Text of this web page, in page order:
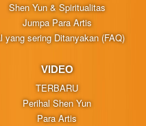
Shen Yun & Spiritualitas
Jumpa Para Artis
yang sering Ditanyakan (FAQ)
VIDEO
TERBARU
Perihal Shen Yun
Para Artis